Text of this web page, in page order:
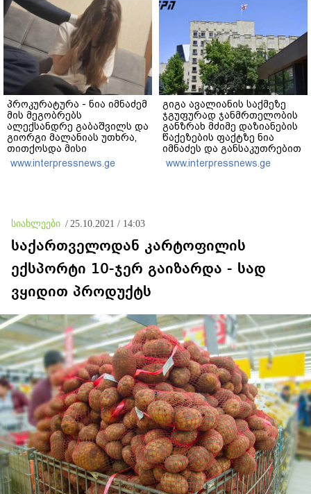
პროკურატურა - ნია იმნაძემ
მის მეგობრებს
ალექსანდრე გაბაშვილს და
გიორგი მალანიას უთხრა,
თითქოსდა მისი
მასწავლებელი, გიგა
ავალიანი ზედმეტ
თანამზრახველებთან
ერთად თავს დასხმოდა
გიგა ავალიანს
www.interpressnews.ge
გიგა ავალიანის საქმეზე
ჯგუფურად ჯანმრთელობის
განზრახ მძიმე დაზიანების
წაქეზების ფაქტზე ნია
იმნაძეს და განსაკუთრებით
მძიმე დანაშაულის
შეუტყობინებლობის ფაქტზე
www.interpressnews.ge
სიახლეები / 25.10.2021 / 14:03
საქართველოდან კარტოფილის
ექსპორტი 10-ჯერ გაიზარდა - სად
ვყიდით პროდუქტს